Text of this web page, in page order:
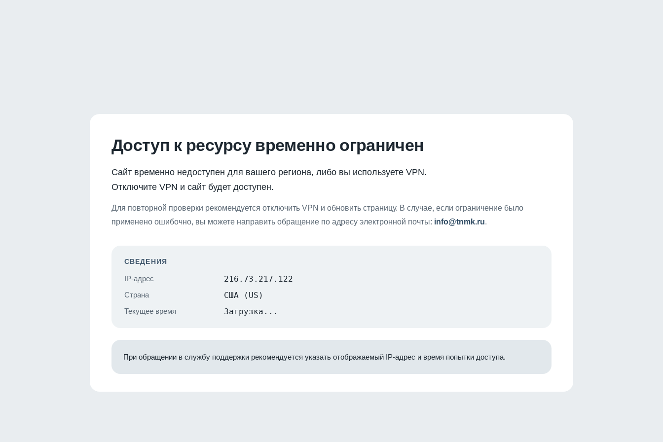
Доступ к ресурсу временно ограничен
Сайт временно недоступен для вашего региона, либо вы используете VPN.
Отключите VPN и сайт будет доступен.
Для повторной проверки рекомендуется отключить VPN и обновить страницу. В случае, если ограничение было
применено ошибочно, вы можете направить обращение по адресу электронной почты: info@tnmk.ru.
СВЕДЕНИЯ
IP-адрес 216.73.217.122
Страна США (US)
Текущее время Загрузка...
При обращении в службу поддержки рекомендуется указать отображаемый IP-адрес и время попытки доступа.